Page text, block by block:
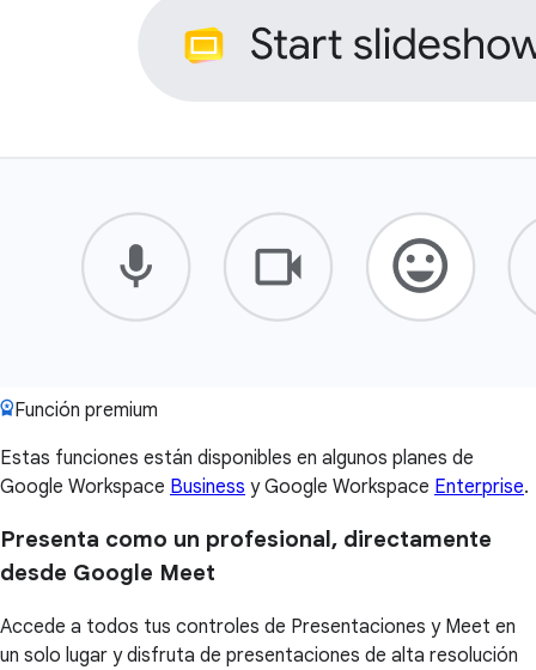
Función premium
Estas funciones están disponibles en algunos planes de
Google Workspace Business y Google Workspace Enterprise.
Presenta como un profesional, directamente
desde Google Meet
Accede a todos tus controles de Presentaciones y Meet en
un solo lugar y disfruta de presentaciones de alta resolución